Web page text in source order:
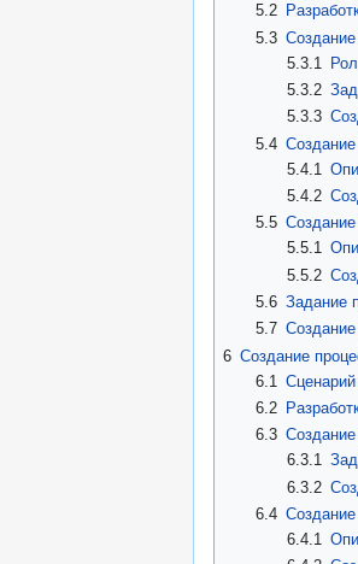
5.2
5.3
5.3.1
5.3.2
5.3.3
5.4
5.4.1
5.4.2
5.5
5.5.1
5.5.2
5.6 Задание
5.7 Создание
6 Создание
6.1
6.2
6.3
6.3.1
6.3.2
6.4
6.4.1